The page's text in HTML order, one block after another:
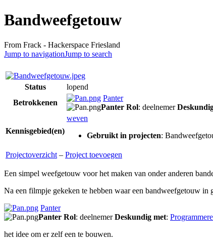
Bandweefgetouw
From Frack - Hackerspace Friesland
Jump to navigationJump to search
Status
lopend
Betrokkenen
Panter
Panter Rol: deelnemer
Kennisgebied(en)
weven
Gebruikt in projecten:
Projectoverzicht – Project toevoegen
Een simpel weefgetouw voor het maken van onder anderen
Na een filmpje gekeken te hebben waar een bandweefgetouw in
Panter
Panter Rol: deelnemerDeskundig met:
het idee om er zelf een te bouwen.